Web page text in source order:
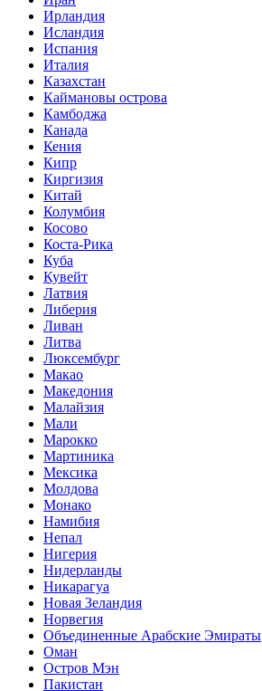
Ирландия
Исландия
Испания
Италия
Казахстан
Каймановы острова
Камбоджа
Канада
Кения
Кипр
Киргизия
Китай
Колумбия
Косово
Коста-Рика
Куба
Кувейт
Латвия
Либерия
Ливан
Литва
Люксембург
Макао
Македония
Малайзия
Мали
Марокко
Мартиника
Мексика
Молдова
Монако
Намибия
Непал
Нигерия
Нидерланды
Никарагуа
Новая Зеландия
Норвегия
Объединенные Арабские Эмираты
Оман
Остров Мэн
Пакистан